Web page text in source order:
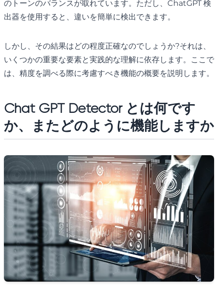
のトーンのバランスが取れています。ただし、ChatGPT 検
出器を使用すると、違いを簡単に検出できます。
しかし、その結果はどの程度正確なのでしょうか?それは、
いくつかの重要な要素と実践的な理解に依存します。ここで
は、精度を調べる際に考慮すべき機能の概要を説明します。
Chat GPT Detector とは何です
か、またどのように機能しますか